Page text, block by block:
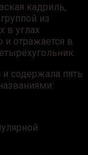
кадриль,
из
в углах
и отражается в
и содержала пять